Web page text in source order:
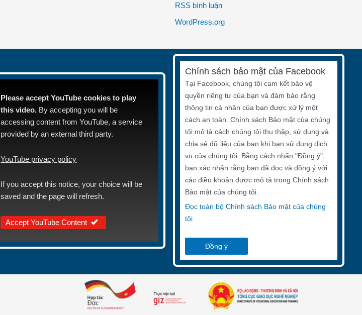
RSS bình luận
WordPress.org
Please accept YouTube cookies to play
this video. By accepting you will be
accessing content from YouTube, a service
provided by an external third party.
YouTube privacy policy
If you accept this notice, your choice will be
saved and the page will refresh.
Accept YouTube Content
Chính sách bảo mật của Facebook
Tại Facebook, chúng tôi cam kết bảo vệ
quyền riêng tư của bạn và đảm bảo rằng
thông tin cá nhân của bạn được xử lý một
cách an toàn. Chính sách Bảo mật của chúng
tôi mô tả cách chúng tôi thu thập, sử dụng và
chia sẻ dữ liệu của bạn khi bạn sử dụng dịch
vụ của chúng tôi. Bằng cách nhấn "Đồng ý",
bạn xác nhận rằng bạn đã đọc và đồng ý với
các điều khoản được mô tả trong Chính sách
Bảo mật của chúng tôi.
Đọc toàn bộ Chính sách Bảo mật của chúng
tôi
Đồng ý